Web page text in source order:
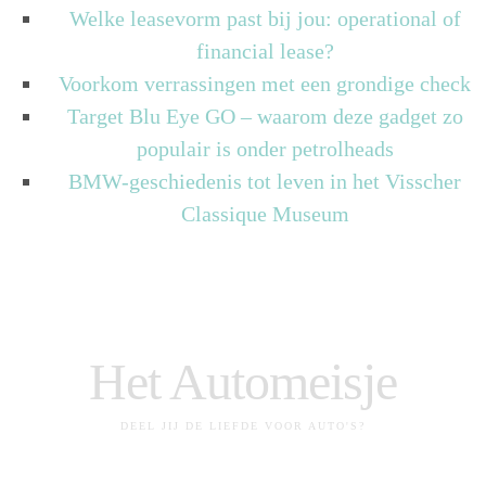
Welke leasevorm past bij jou: operational of
financial lease?
Voorkom verrassingen met een grondige check
Target Blu Eye GO – waarom deze gadget zo
populair is onder petrolheads
BMW-geschiedenis tot leven in het Visscher
Classique Museum
Het Automeisje
DEEL JIJ DE LIEFDE VOOR AUTO'S?